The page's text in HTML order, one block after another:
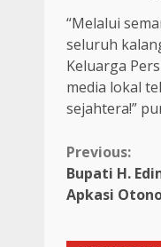
“Melalui
seluruh
Keluarga
media lokal
sejahtera!”
Continue
Previous:
Bupati H.
Apkasi